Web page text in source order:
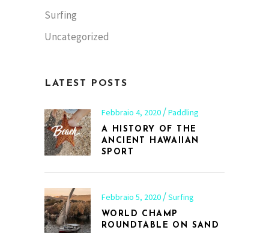
Surfing
Uncategorized
LATEST POSTS
Febbraio 4, 2020 Paddling
A HISTORY OF THE
ANCIENT HAWAIIAN
SPORT
Febbraio 5, 2020 Surfing
WORLD CHAMP
ROUNDTABLE ON SAND